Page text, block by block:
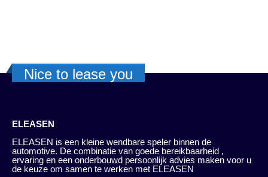
Nice to lease you
ELEASEN
ELEASEN is een kleine wendbare speler binnen de
automotive. De combinatie van goede bereikbaarheid ,
ervaring en een onderbouwd persoonlijk advies maken voor u
de keuze om samen te werken met ELEASEN